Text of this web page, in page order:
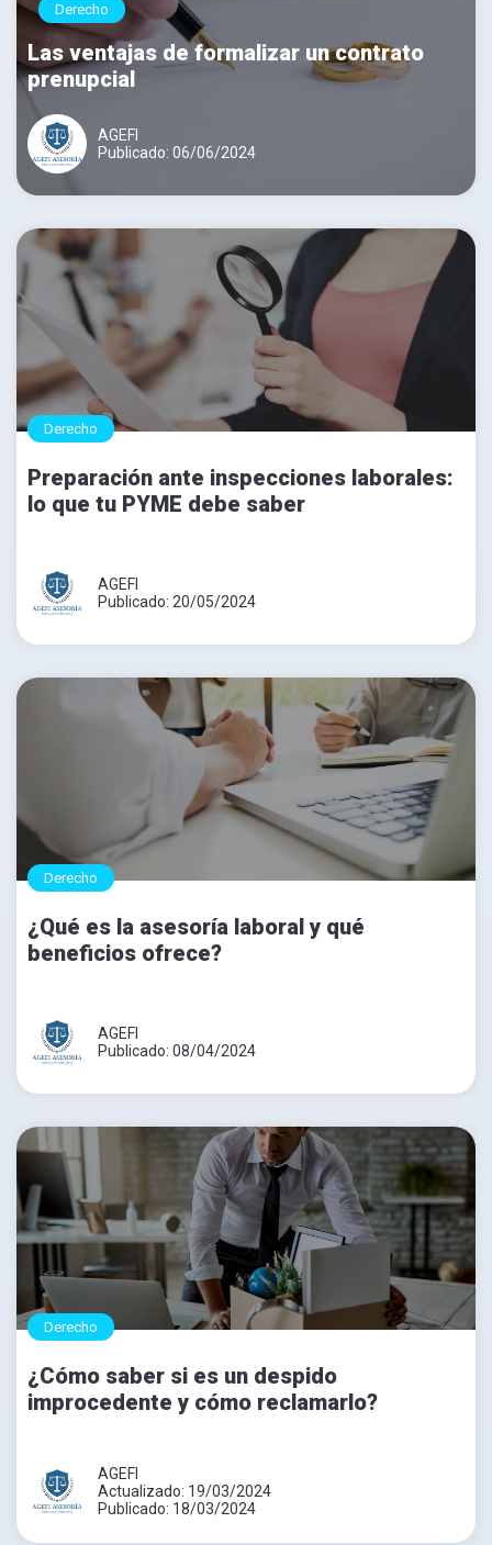
Derecho
Las ventajas de formalizar un contrato
prenupcial
AGEFI
Publicado: 06/06/2024
Derecho
Preparación ante inspecciones laborales:
lo que tu PYME debe saber
AGEFI
Publicado: 20/05/2024
Derecho
¿Qué es la asesoría laboral y qué
beneficios ofrece?
AGEFI
Publicado: 08/04/2024
Derecho
¿Cómo saber si es un despido
improcedente y cómo reclamarlo?
AGEFI
Actualizado: 19/03/2024
Publicado: 18/03/2024